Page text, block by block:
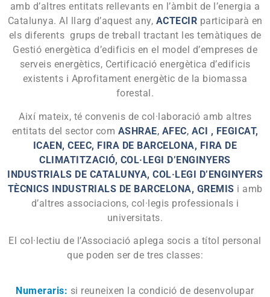
amb d’altres entitats rellevants en l’àmbit de l’energia a
Catalunya. Al llarg d’aquest any, ACTECIR participarà en
els diferents grups de treball tractant les temàtiques de
Gestió energètica d’edificis en el model d’empreses de
serveis energètics, Certificació energètica d’edificis
existents i Aprofitament energètic de la biomassa
forestal.
Així mateix, té convenis de col·laboració amb altres
entitats del sector com ASHRAE, AFEC, ACI , FEGICAT,
ICAEN, CEEC, FIRA DE BARCELONA, FIRA DE
CLIMATITZACIÓ, COL·LEGI D’ENGINYERS
INDUSTRIALS DE CATALUNYA, COL·LEGI D’ENGINYERS
TÈCNICS INDUSTRIALS DE BARCELONA, GREMIS i amb
d’altres associacions, col·legis professionals i
universitats.
El col·lectiu de l’Associació aplega socis a títol personal
que poden ser de tres classes:
Numeraris: si reuneixen la condició de desenvolupar